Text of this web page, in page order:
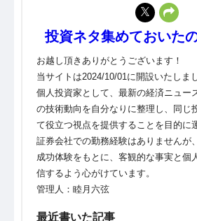
投資ネタ集めておいた
お越し頂きありがとうございます！
当サイトは2024/10/01に開設いたしま
個人投資家として、最新の経済ニュー
の技術動向を自分なりに整理し、同じ
て役立つ視点を提供することを目的に
証券会社での勤務経験はありませんが
成功体験をもとに、客観的な事実と個
信するよう心がけています。
管理人：睦月六弦
最近書いた記事